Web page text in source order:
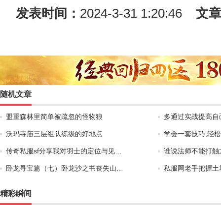
发表时间： 2024-3-31 1:20:46 文
随机文章
盟重森林里简单被疏忽的怪物狼 多通过实战提高
沃玛寺庙三层组队练级的好地点 学会一套技巧,轻
传奇私服sf分享我对羽士的定位与见… 谁说法师不能打触
卧龙寻宝篇（七）卧龙沙之书丧失山… 私服网老手把握
精彩瞬间